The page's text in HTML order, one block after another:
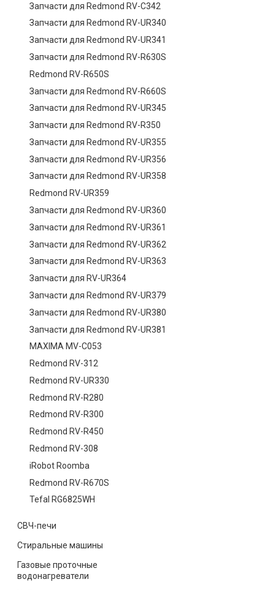
Запчасти для Redmond RV-C342
Запчасти для Redmond RV-UR340
Запчасти для Redmond RV-UR341
Запчасти для Redmond RV-R630S
Redmond RV-R650S
Запчасти для Redmond RV-R660S
Запчасти для Redmond RV-UR345
Запчасти для Redmond RV-R350
Запчасти для Redmond RV-UR355
Запчасти для Redmond RV-UR356
Запчасти для Redmond RV-UR358
Redmond RV-UR359
Запчасти для Redmond RV-UR360
Запчасти для Redmond RV-UR361
Запчасти для Redmond RV-UR362
Запчасти для Redmond RV-UR363
Запчасти для RV-UR364
Запчасти для Redmond RV-UR379
Запчасти для Redmond RV-UR380
Запчасти для Redmond RV-UR381
MAXIMA MV-C053
Redmond RV-312
Redmond RV-UR330
Redmond RV-R280
Redmond RV-R300
Redmond RV-R450
Redmond RV-308
iRobot Roomba
Redmond RV-R670S
Tefal RG6825WH
СВЧ-печи
Стиральные машины
Газовые проточные
водонагреватели